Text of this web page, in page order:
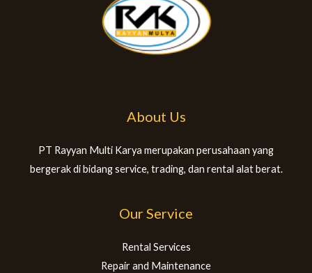
About Us
PT Rayyan Multi Karya merupakan perusahaan yang
bergerak di bidang service, trading, dan rental alat berat.
Our Service
Rental Services
Repair and Maintenance